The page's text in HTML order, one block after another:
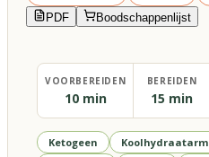
PDF Boodschappenlijst
VOORBEREIDEN
10 min
BEREIDEN
15 min
Ketogeen Koolhydraatarm